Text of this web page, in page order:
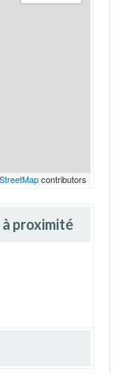
contributors
proximité